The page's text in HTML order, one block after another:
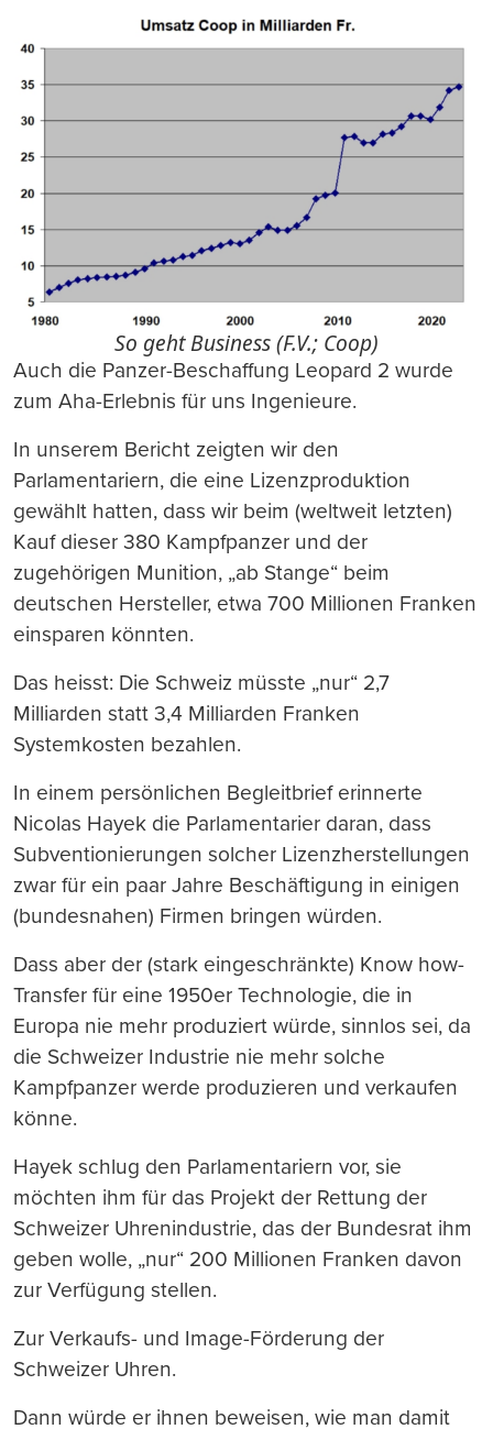
So geht Business (F.V.; Coop)
Auch die Panzer-Beschaffung Leopard 2 wurde
zum Aha-Erlebnis für uns Ingenieure.
In unserem Bericht zeigten wir den
Parlamentariern, die eine Lizenzproduktion
gewählt hatten, dass wir beim (weltweit letzten)
Kauf dieser 380 Kampfpanzer und der
zugehörigen Munition, „ab Stange“ beim
deutschen Hersteller, etwa 700 Millionen Franken
einsparen könnten.
Das heisst: Die Schweiz müsste „nur“ 2,7
Milliarden statt 3,4 Milliarden Franken
Systemkosten bezahlen.
In einem persönlichen Begleitbrief erinnerte
Nicolas Hayek die Parlamentarier daran, dass
Subventionierungen solcher Lizenzherstellungen
zwar für ein paar Jahre Beschäftigung in einigen
(bundesnahen) Firmen bringen würden.
Dass aber der (stark eingeschränkte) Know how-
Transfer für eine 1950er Technologie, die in
Europa nie mehr produziert würde, sinnlos sei, da
die Schweizer Industrie nie mehr solche
Kampfpanzer werde produzieren und verkaufen
könne.
Hayek schlug den Parlamentariern vor, sie
möchten ihm für das Projekt der Rettung der
Schweizer Uhrenindustrie, das der Bundesrat ihm
geben wolle, „nur“ 200 Millionen Franken davon
zur Verfügung stellen.
Zur Verkaufs- und Image-Förderung der
Schweizer Uhren.
Dann würde er ihnen beweisen, wie man damit